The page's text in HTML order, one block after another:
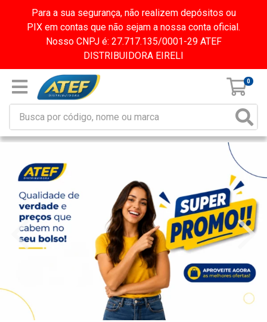
Para a sua segurança, não realizem depósitos ou
PIX em contas que não sejam a nossa conta oficial.
Nosso CNPJ é: 27.717.135/0001-29 ATEF
DISTRIBUIDORA EIRELI
0